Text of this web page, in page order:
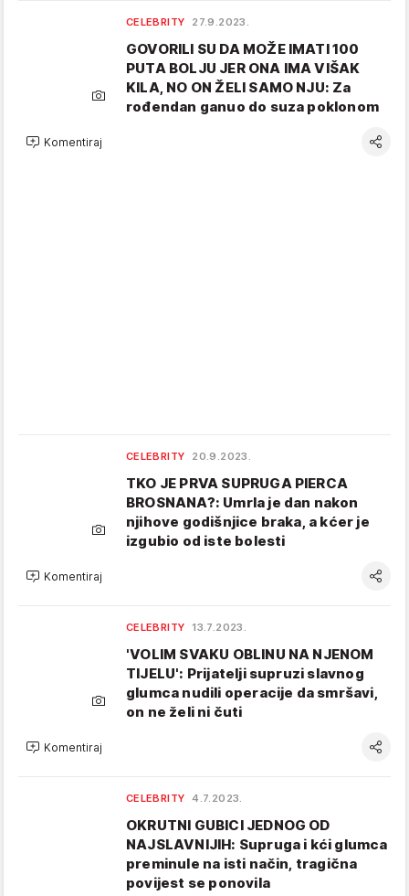
CELEBRITY 27.9.2023.
GOVORILI SU DA MOŽE IMATI 100
PUTA BOLJU JER ONA IMA VIŠAK
KILA, NO ON ŽELI SAMO NJU: Za
rođendan ganuo do suza poklonom
Komentiraj
CELEBRITY 20.9.2023.
TKO JE PRVA SUPRUGA PIERCA
BROSNANA?: Umrla je dan nakon
njihove godišnjice braka, a kćer je
izgubio od iste bolesti
Komentiraj
CELEBRITY 13.7.2023.
'VOLIM SVAKU OBLINU NA NJENOM
TIJELU': Prijatelji supruzi slavnog
glumca nudili operacije da smršavi,
on ne želi ni čuti
Komentiraj
CELEBRITY 4.7.2023.
OKRUTNI GUBICI JEDNOG OD
NAJSLAVNIJIH: Supruga i kći glumca
preminule na isti način, tragična
povijest se ponovila